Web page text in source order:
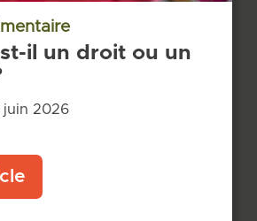
il un droit ou un
juin 2026